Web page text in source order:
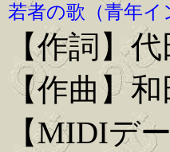
若者の歌（青年イ
【作詞】
【作曲】
【MIDIデ